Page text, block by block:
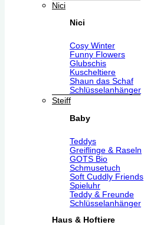
Nici
Nici
Cosy Winter
Funny Flowers
Glubschis
Kuscheltiere
Shaun das Schaf
Schlüsselanhänger
Steiff
Baby
Teddys
Greiflinge & Raseln
GOTS Bio
Schmusetuch
Soft Cuddly Friends
Spieluhr
Teddy & Freunde
Schlüsselanhänger
Haus & Hoftiere